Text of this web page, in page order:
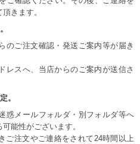
きます。
のご注文確認・発送ご案内等が届き
レスへ、当店からのご案内が送信さ
。
惑メールフォルダ・別フォルダ等へ
能性がございます。
ご注文やご連絡をされて24時間以上